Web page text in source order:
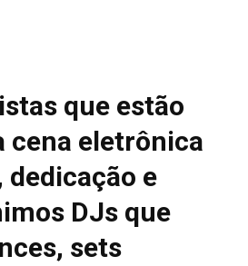
que estão
cena eletrônica
e
DJs que
sets